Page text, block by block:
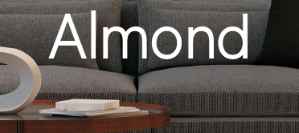
Almond